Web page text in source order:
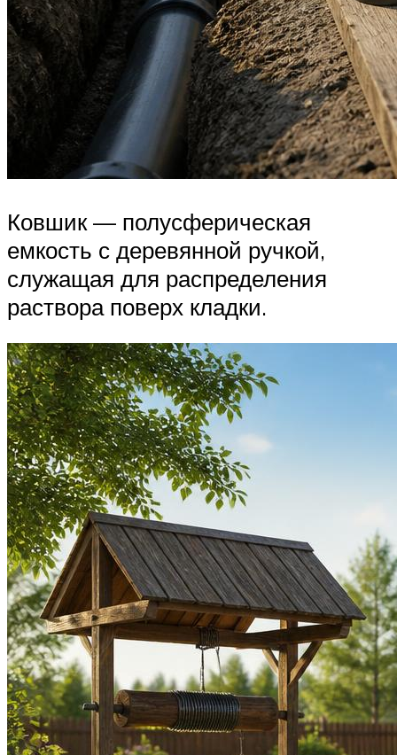
Ковшик — полусферическая
емкость с деревянной ручкой,
служащая для распределения
раствора поверх кладки.